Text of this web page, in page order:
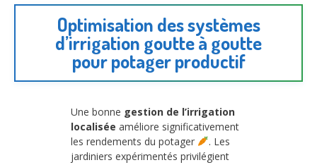
Optimisation des systèmes
d’irrigation goutte à goutte
pour potager productif
Une bonne gestion de l’irrigation
localisée améliore significativement
les rendements du potager
. Les
jardiniers expérimentés privilégient